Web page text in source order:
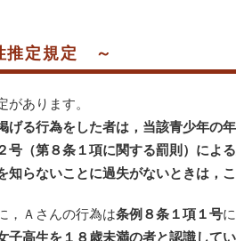
推定規定 ～
があります。
る行為をした者は，当該青少年の
号（第８条１項に関する罰則）によ
知らないことに過失がないときは，こ
，Ａさんの行為は条例８条１項１号
子高生を１８歳未満の者と認識して